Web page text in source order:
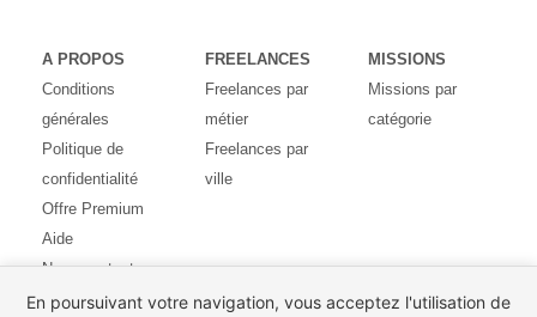
A PROPOS
Conditions
générales
Politique de
confidentialité
Offre Premium
Aide
Nous contacter
Avis des
FREELANCES
Freelances par
métier
Freelances par
ville
MISSIONS
Missions par
catégorie
En poursuivant votre navigation, vous acceptez l'utilisation de